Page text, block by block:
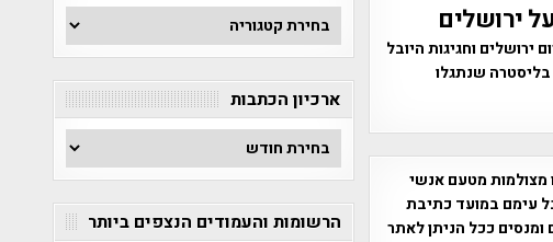
יום ירושלים וחגיגות היובל
בליסטרה שנתגלו
מצולמות מטעם אנשי
עימם במועד כתיבת
ככל הניתן לאתר
חפש
לפי
קטגוריה
ארכיון הכתבות
ארכיון
הכתבות
הרשומות והעמודים הנצפים ביותר